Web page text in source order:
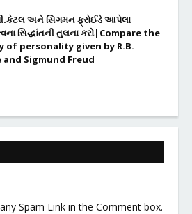
અને સિગમન ફ્રોઈડે આપેલા
સિદ્ધાંતની તુલના કરો|Compare the
of personality given by R.B.
Sigmund Freud
Spam Link in the Comment box.